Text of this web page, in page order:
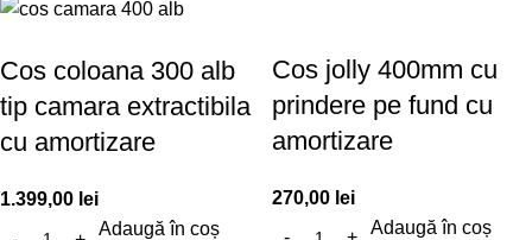
Cos coloana 300 alb
tip camara extractibila
cu amortizare
1.399,00 lei
Adaugă în coș
Cos jolly 400mm cu
prindere pe fund cu
amortizare
270,00 lei
Adaugă în coș